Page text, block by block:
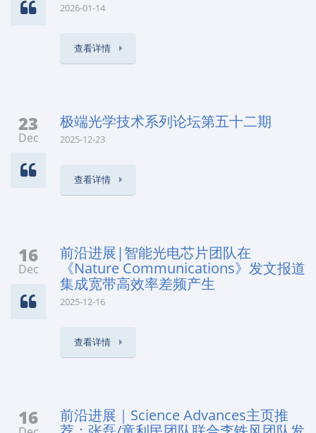
2026-01-14
查看详情
23
Dec
极端光学技术系列论坛第五十二期
2025-12-23
查看详情
16
Dec
前沿进展|智能光电芯片团队在
《Nature Communications》发文报道
集成宽带高效率差频产生
2025-12-16
查看详情
16
前沿进展｜Science Advances主页推